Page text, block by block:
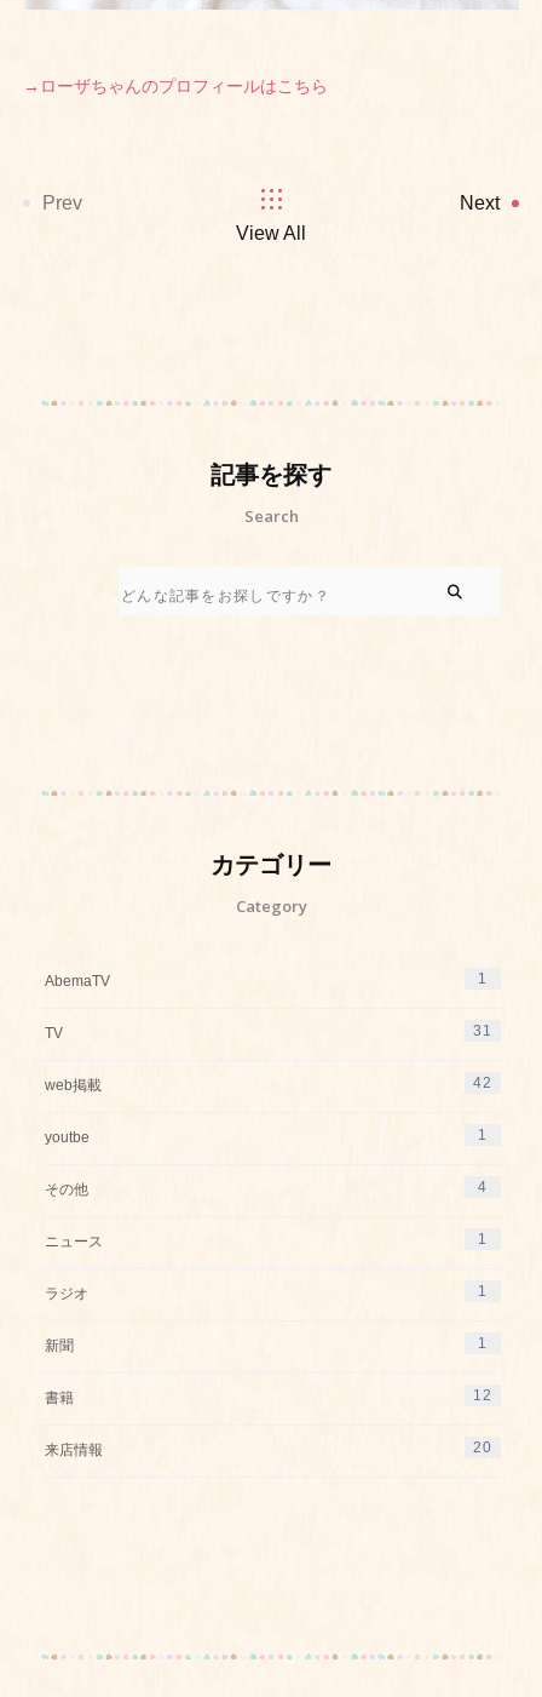
→ローザちゃんのプロフィールはこちら
Prev
View All
Next
記事を探す
Search
カテゴリー
Category
AbemaTV 1
TV 31
web掲載 42
youtbe 1
その他 4
ニュース 1
ラジオ 1
新聞 1
書籍 12
来店情報 20